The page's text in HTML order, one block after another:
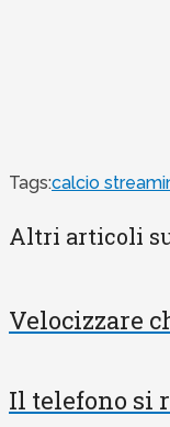
Tags:calcio
Altri articoli
Velocizzare
Il telefono si